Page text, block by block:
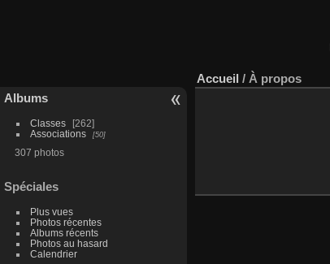
Albums
Classes
262
Associations
50
307 photos
Spéciales
Plus vues
Photos récentes
Albums récents
Photos au hasard
Calendrier
Accueil / À propos